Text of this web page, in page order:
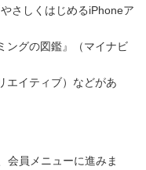
さしくはじめるiPhoneア
ングの図鑑』（マイナビ
エイティブ）などがあ
会員メニューに進みま